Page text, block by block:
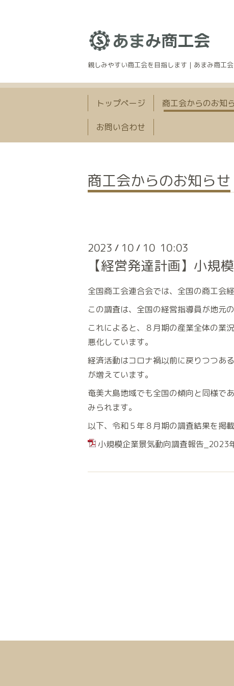
親しみやすい商工会を目指します｜あまみ商工会
トップページ 商工会からのお知
お問い合わせ
商工会からのお知らせ
2023 / 10 / 10 10:03
【経営発達計画】小規
全国商工会連合会では、全国の商工会
この調査は、全国の経営指導員が地元
これによると、８月期の産業全体の業
悪化しています。
経済活動はコロナ禍以前に戻りつつあ
が増えています。
奄美大島地域でも全国の傾向と同様で
みられます。
以下、令和５年８月期の調査結果を掲
小規模企業景気動向調査報告_2023